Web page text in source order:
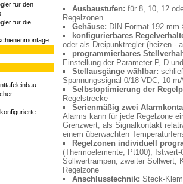
für den
für die
Ausbaustufen: für 8, 10, 12
Regelzonen
Gehäuse: DIN-Format 192 mm
konfigurierbares
oder als Dreipunktregler (heizen -
programmierbares
Einstellung der Parameter P, D
Stellausgänge wählbar:
Spannungssignal 0/18 VDC, 10
Selbstoptimierung der
Regelstrecke
Serienmäßig zwei
Alarms kann für jede Regelzone
Grenzwert, als Signalkontakt
einem überwachten
Regelzonen individuell
(Thermoelemente, Pt100),
Sollwertrampen, zweiter Sollwert,
Regelzone
Anschlusstechnik: Steck-